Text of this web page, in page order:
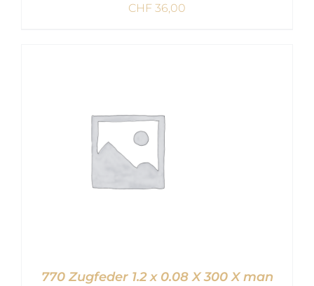
CHF 36,00
770 Zugfeder 1.2 x 0.08 X 300 X man